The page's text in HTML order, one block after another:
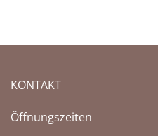
KONTAKT
Öffnungszeiten